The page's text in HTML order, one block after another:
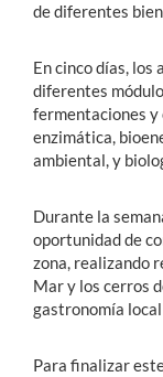
de diferentes
En cinco días, los
diferentes
fermentaciones
enzimática,
ambiental, y
Durante la
oportunidad de
zona, realizando
Mar y los cerros
gastronomía
Para finalizar